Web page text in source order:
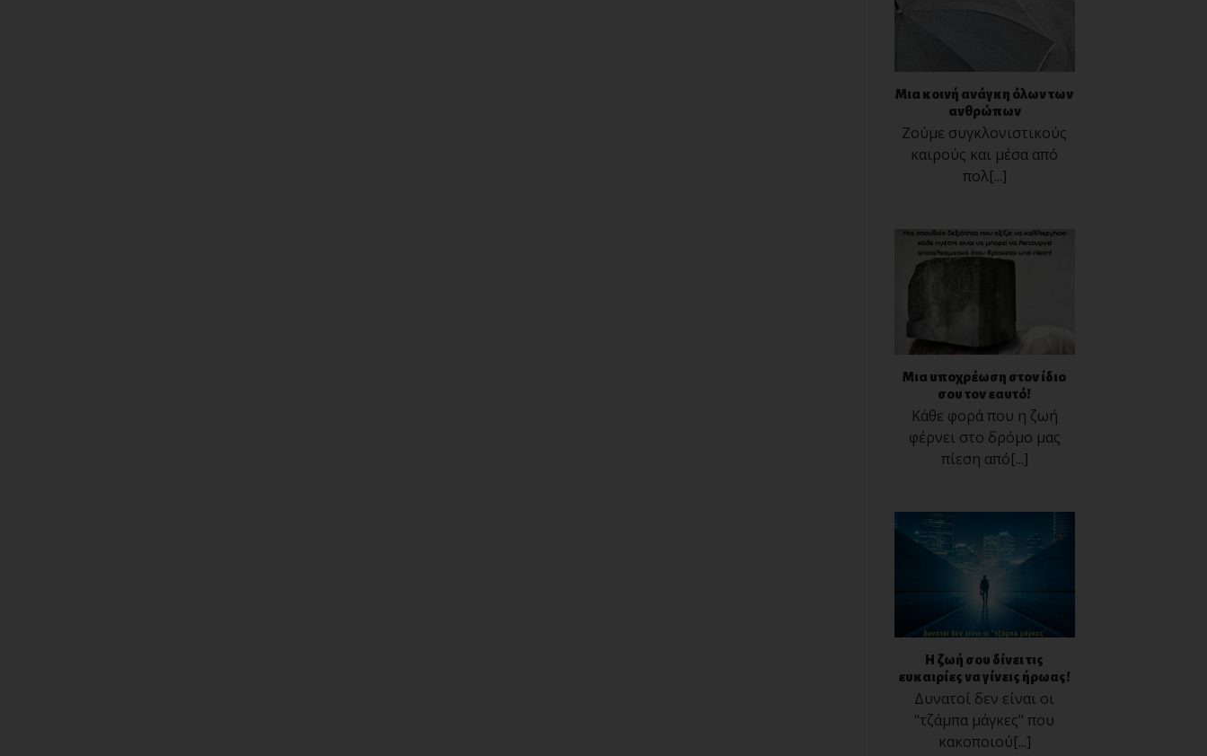
Μια κοινή ανάγκη όλων των
ανθρώπων
Ζούμε συγκλονιστικούς
καιρούς και μέσα από
πολ[...]
Μια υποχρέωση στον ίδιο
σου τον εαυτό!
Κάθε φορά που η ζωή
φέρνει στο δρόμο μας
πίεση από[...]
Η ζωή σου δίνει τις
ευκαιρίες να γίνεις ήρωας!
Δυνατοί δεν είναι οι
"τζάμπα μάγκες" που
κακοποιού[...]